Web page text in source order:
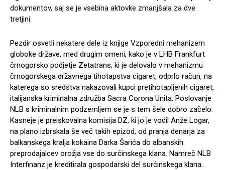
dokumentov, saj se je vsebina aktovke zmanjšala za dve
tretjini.
Pezdir osvetli nekatere dele iz knjige Vzporedni mehanizem
globoke države, med drugim omeni, kako je v LHB Frankfurt
črnogorsko podjetje Zetatrans, ki je delovalo v mehanizmu
črnogorskega državnega tihotapstva cigaret, odprlo račun, na
katerega so sredstva nakazovali kupci pretihotapljenih cigaret,
italijanska kriminalna združba Sacra Corona Unita. Poslovanje
NLB s kriminalnim podzemljem se je s tem šele dobro začelo.
Kasneje je preiskovalna komisija DZ, ki jo je vodil Anže Logar,
na plano izbrskala še več takih epizod, od pranja denarja za
balkanskega kralja kokaina Darka Šarića do albanskih
preprodajalcev orožja vse do surčinskega klana. Namreč NLB
Interfinanz je kreditirala gospodarski del surćinskega klana.